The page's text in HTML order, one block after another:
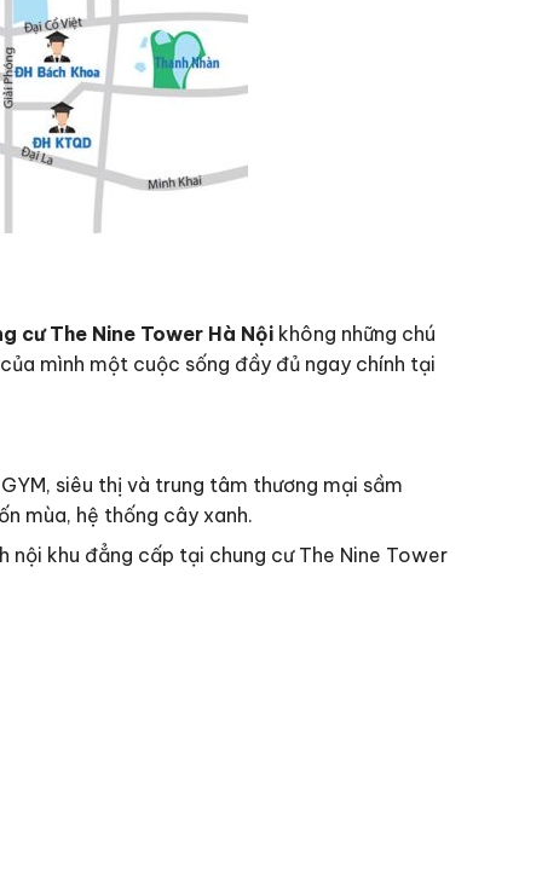
cư The Nine Tower Hà Nội không những chú
mình một cuộc sống đầy đủ ngay chính tại
siêu thị và trung tâm thương mại sầm
mùa, hệ thống cây xanh.
khu đẳng cấp tại chung cư The Nine Tower